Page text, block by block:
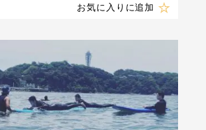
お気に入りに追加